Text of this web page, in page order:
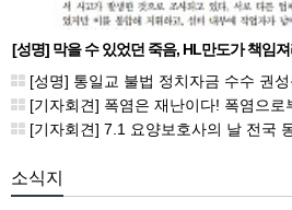
[성명] 막을 수 있었던 죽음, HL만도가 책임
저한 진상규명과 재발방지
[성명] 통일교 불법 정치자금 수수 권성동 의
[기자회견] 폭염은 재난이다! 폭염으로부터 안전한 일터를 위한 민주노총 강
[기자회견] 7.1 요양보호사의 날 전국
소식지